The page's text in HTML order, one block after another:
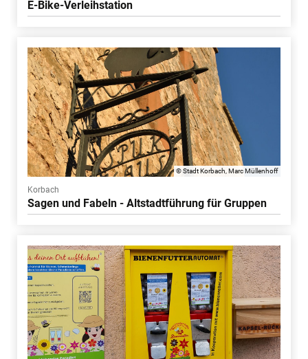
E-Bike-Verleihstation
© Stadt Korbach, Marc Müllenhoff
Korbach
Sagen und Fabeln - Altstadtführung für Gruppen